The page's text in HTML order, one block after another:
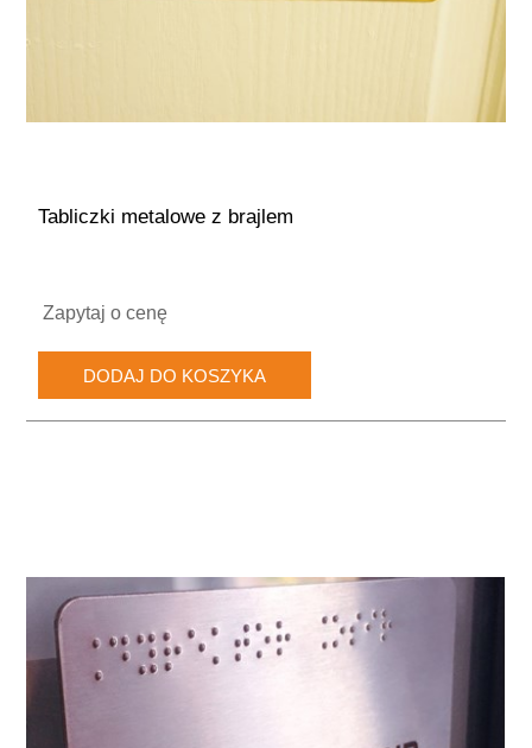
Tabliczki metalowe z brajlem
Zapytaj o cenę